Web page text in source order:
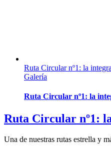
Ruta Circular nº1: la
Galería
Ruta Circular nº1: la
Ruta Circular nº1:
Una de nuestras rutas estrella y